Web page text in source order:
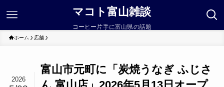
マコト富山雑談
コーヒー片手に富山県の話題
ホーム 店舗
富山市元町に「炭焼うなぎ ふじさ
2026